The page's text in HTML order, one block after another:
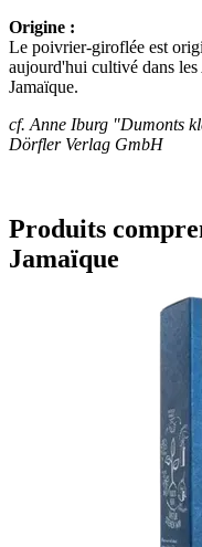
Origine :
Le poivrier-giroflée est
aujourd'hui cultivé dans
Jamaïque.
cf. Anne Iburg "Dumonts
Dörfler Verlag GmbH
Produits
Jamaïque